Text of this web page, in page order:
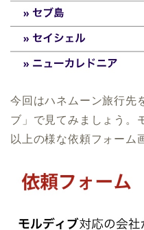
今回はハネムーン旅行先
ブ」で見てみましょう。
以上の様な依頼フォーム